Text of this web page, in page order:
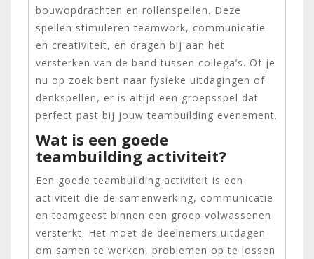
bouwopdrachten en rollenspellen. Deze
spellen stimuleren teamwork, communicatie
en creativiteit, en dragen bij aan het
versterken van de band tussen collega’s. Of je
nu op zoek bent naar fysieke uitdagingen of
denkspellen, er is altijd een groepsspel dat
perfect past bij jouw teambuilding evenement.
Wat is een goede
teambuilding activiteit?
Een goede teambuilding activiteit is een
activiteit die de samenwerking, communicatie
en teamgeest binnen een groep volwassenen
versterkt. Het moet de deelnemers uitdagen
om samen te werken, problemen op te lossen